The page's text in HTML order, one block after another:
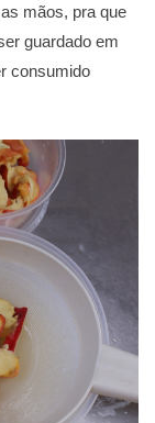
mãos, pra que
guardado em
consumido